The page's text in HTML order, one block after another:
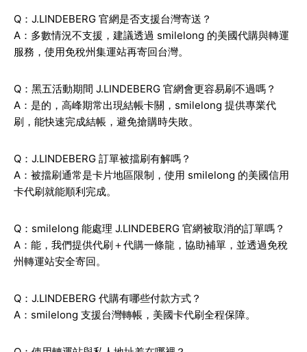
Q：J.LINDEBERG 官網是否支援台灣寄送？
A：多數情況不支援，建議透過 smilelong 的美國代購與轉運
服務，使用免稅州集運站再寄回台灣。
Q：黑五活動期間 J.LINDEBERG 官網會更容易刷不過嗎？
A：是的，高峰期常出現結帳卡關，smilelong 提供專業代
刷，能快速完成結帳，避免搶購時失敗。
Q：J.LINDEBERG 訂單被擋刷有解嗎？
A：被擋刷通常是卡片地區限制，使用 smilelong 的美國信用
卡代刷就能順利完成。
Q：smilelong 能處理 J.LINDEBERG 官網被取消的訂單嗎？
A：能，我們提供代刷＋代購一條龍，協助補單，並透過免稅
州轉運站安全寄回。
Q：J.LINDEBERG 代購有哪些付款方式？
A：smilelong 支援台灣轉帳，美國卡代刷全程保障。